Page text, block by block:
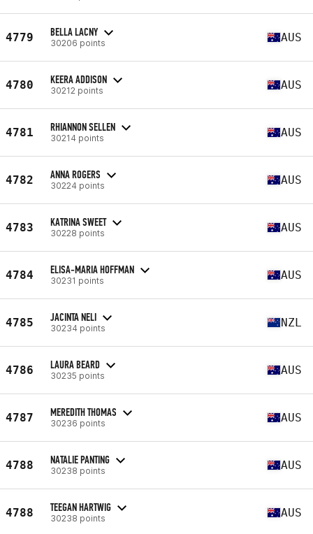
4779 BELLA LACNY
30206 points AUS
4780 KEERA ADDISON
30212 points AUS
4781 RHIANNON SELLEN
30214 points AUS
4782 ANNA ROGERS
30224 points AUS
4783 KATRINA SWEET
30228 points AUS
4784 ELISA-MARIA HOFFMAN
30231 points AUS
4785 JACINTA NELI
30234 points NZL
4786 LAURA BEARD
30235 points AUS
4787 MEREDITH THOMAS
30236 points AUS
4788 NATALIE PANTING
30238 points AUS
4788 TEEGAN HARTWIG
30238 points AUS